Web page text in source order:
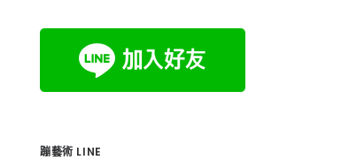
蹦藝術 LINE